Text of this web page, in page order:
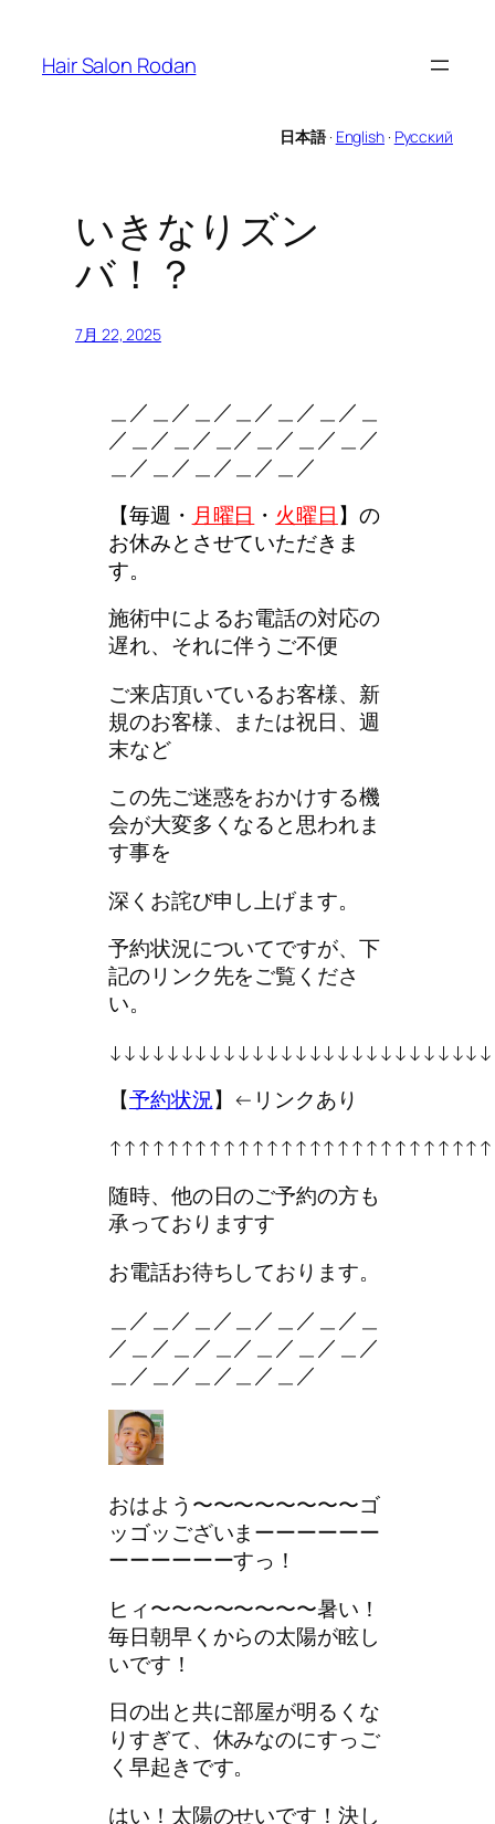
Hair Salon Rodan
日本語· English· Русский
いきなりズン
バ！？
7月 22, 2025
＿／＿／＿／＿／＿／＿／＿
／＿／＿／＿／＿／＿／＿／
＿／＿／＿／＿／＿／
【毎週・ 月曜日 ・ 火曜日】 の
お休みとさせていただきま
す。
施術中によるお電話の対応の
遅れ、それに伴うご不便
ご来店頂いているお客様、新
規のお客様、または祝日、週
末など
この先ご迷惑をおかけする機
会が大変多くなると思われま
す事を
深くお詫び申し上げます。
予約状況についてですが、下
記のリンク先をご覧くださ
い。
【予約状況】←リンクあり
随時、他の日のご予約の方も
承っておりますす
お電話お待ちしております。
＿／＿／＿／＿／＿／＿／＿
／＿／＿／＿／＿／＿／＿／
＿／＿／＿／＿／＿／
おはよう〜〜〜〜〜〜〜〜ゴ
ッゴッございまーーーーーー
ーーーーーーすっ！
ヒィ〜〜〜〜〜〜〜〜暑い！
毎日朝早くからの太陽が眩し
いです！
日の出と共に部屋が明るくな
りすぎて、休みなのにすっご
く早起きです。
はい！太陽のせいです！決し